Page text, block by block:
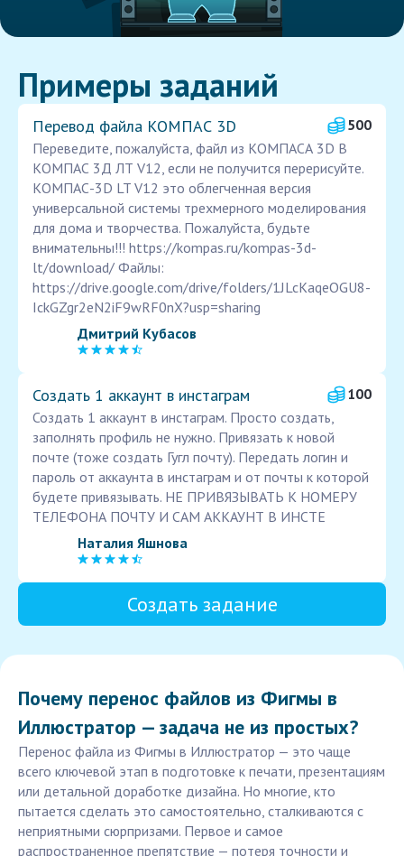
Примеры заданий
Перевод файла КОМПАС 3D
500
Переведите, пожалуйста, файл из КОМПАСА 3D В
КОМПАС 3Д ЛТ V12, если не получится перерисуйте.
КОМПАС-3D LT V12 это облегченная версия
универсальной системы трехмерного моделирования
для дома и творчества. Пожалуйста, будьте
внимательны!!! https://kompas.ru/kompas-3d-
lt/download/ Файлы:
https://drive.google.com/drive/folders/1JLcKaqeOGU8-
IckGZgr2eN2iF9wRF0nX?usp=sharing
Дмитрий Кубасов
Создать 1 аккаунт в инстаграм
100
Создать 1 аккаунт в инстаграм. Просто создать,
заполнять профиль не нужно. Привязать к новой
почте (тоже создать Гугл почту). Передать логин и
пароль от аккаунта в инстаграм и от почты к которой
будете привязывать. НЕ ПРИВЯЗЫВАТЬ К НОМЕРУ
ТЕЛЕФОНА ПОЧТУ И САМ АККАУНТ В ИНСТЕ
Наталия Яшнова
Создать задание
Почему перенос файлов из Фигмы в
Иллюстратор — задача не из простых?
Перенос файла из Фигмы в Иллюстратор — это чаще
всего ключевой этап в подготовке к печати, презентациям
или детальной доработке дизайна. Но многие, кто
пытается сделать это самостоятельно, сталкиваются с
неприятными сюрпризами. Первое и самое
распространенное препятствие — потеря точности и